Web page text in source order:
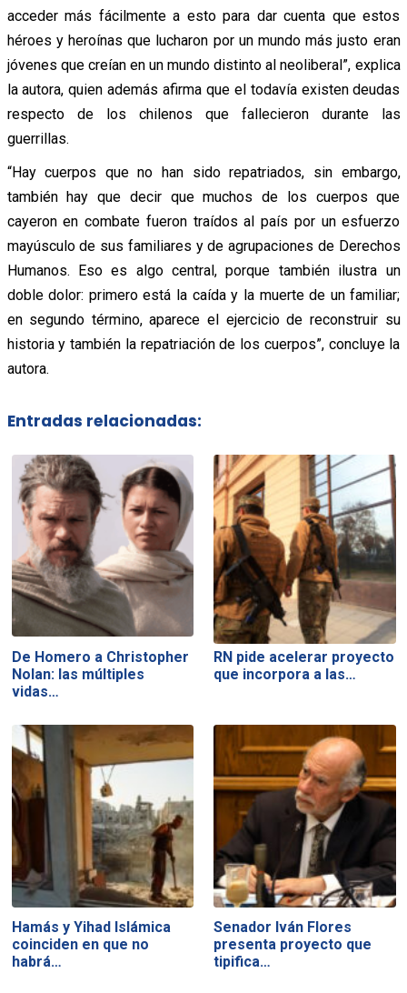
acceder más fácilmente a esto para dar cuenta que estos
héroes y heroínas que lucharon por un mundo más justo eran
jóvenes que creían en un mundo distinto al neoliberal”, explica
la autora, quien además afirma que el todavía existen deudas
respecto de los chilenos que fallecieron durante las
guerrillas.
“Hay cuerpos que no han sido repatriados, sin embargo,
también hay que decir que muchos de los cuerpos que
cayeron en combate fueron traídos al país por un esfuerzo
mayúsculo de sus familiares y de agrupaciones de Derechos
Humanos. Eso es algo central, porque también ilustra un
doble dolor: primero está la caída y la muerte de un familiar;
en segundo término, aparece el ejercicio de reconstruir su
historia y también la repatriación de los cuerpos”, concluye la
autora.
Entradas relacionadas:
De Homero a Christopher
Nolan: las múltiples
vidas…
RN pide acelerar proyecto
que incorpora a las…
Hamás y Yihad Islámica
coinciden en que no
habrá…
Senador Iván Flores
presenta proyecto que
tipifica…